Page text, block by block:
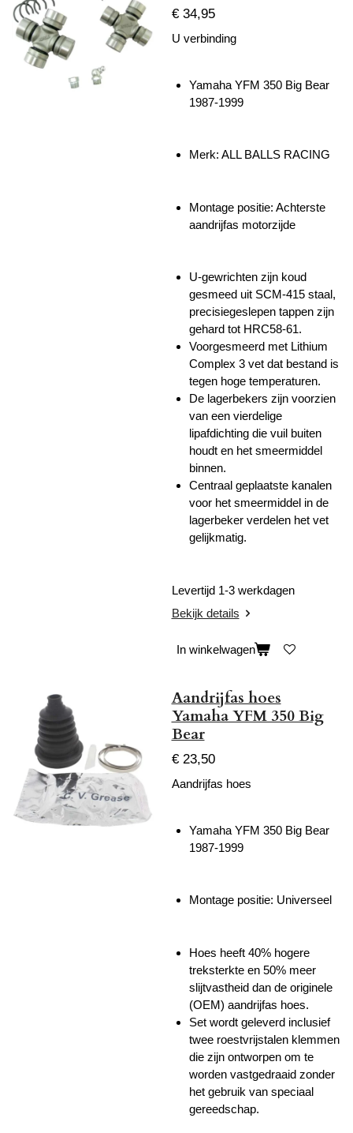
€ 34,95
U verbinding
Yamaha YFM 350 Big Bear
1987-1999
Merk: ALL BALLS RACING
Montage positie: Achterste
aandrijfas motorzijde
U-gewrichten zijn koud
gesmeed uit SCM-415 staal,
precisiegeslepen tappen zijn
gehard tot HRC58-61.
Voorgesmeerd met Lithium
Complex 3 vet dat bestand is
tegen hoge temperaturen.
De lagerbekers zijn voorzien
van een vierdelige
lipafdichting die vuil buiten
houdt en het smeermiddel
binnen.
Centraal geplaatste kanalen
voor het smeermiddel in de
lagerbeker verdelen het vet
gelijkmatig.
Levertijd 1-3 werkdagen
Bekijk details
In winkelwagen
Aandrijfas hoes
Yamaha YFM 350 Big
Bear
€ 23,50
Aandrijfas hoes
Yamaha YFM 350 Big Bear
1987-1999
Montage positie: Universeel
Hoes heeft 40% hogere
treksterkte en 50% meer
slijtvastheid dan de originele
(OEM) aandrijfas hoes.
Set wordt geleverd inclusief
twee roestvrijstalen klemmen
die zijn ontworpen om te
worden vastgedraaid zonder
het gebruik van speciaal
gereedschap.